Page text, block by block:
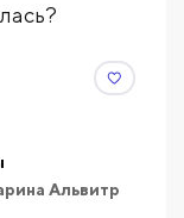
Альвитр